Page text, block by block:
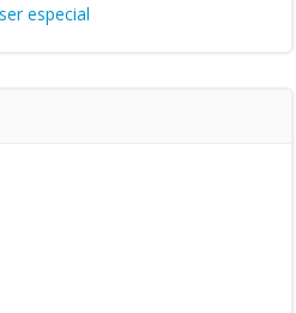
especial